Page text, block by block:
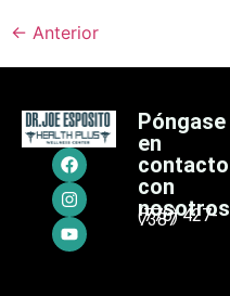
← Anterior
Póngase
en
contacto
con
nosotros
(770) 427-
7387